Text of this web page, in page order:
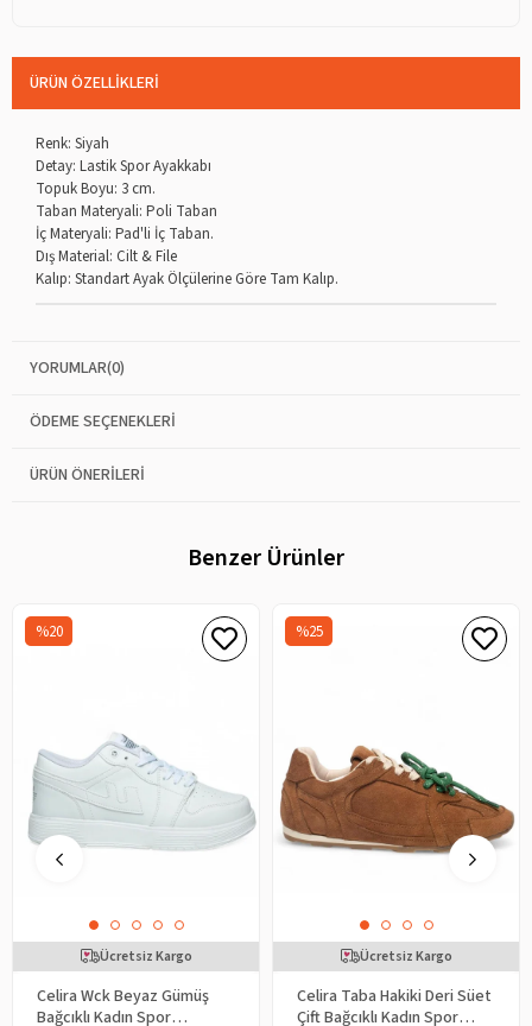
ÜRÜN ÖZELLIKLERI
Renk: Siyah
Detay: Lastik Spor Ayakkabı
Topuk Boyu: 3 cm.
Taban Materyali: Poli Taban
İç Materyali: Pad'li İç Taban.
Dış Material: Cilt & File
Kalıp: Standart Ayak Ölçülerine Göre Tam Kalıp.
YORUMLAR(0)
ÖDEME SEÇENEKLERI
ÜRÜN ÖNERILERI
Benzer Ürünler
Celira Wck Beyaz Gümüş
Bağcıklı Kadın Spor
%20
Ücretsiz Kargo
Celira Taba Hakiki Deri Süet
Çift Bağcıklı Kadın Spor
%25
Ücretsiz Kargo